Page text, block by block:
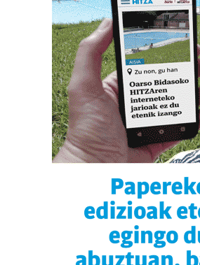
dezakezun ikusteko.
Lortu zure datu pertsonalak
buruzko informazio gehiago eta
datuen atalean. Edozein unetan alda
zure baimena Cookieen
Webgune honek cookie propioak eta
fitxategiak erabiltzen ditu. Zure
zerbitzuak hobetzeko asmoz,
baliatzen gara. Ohar hau onartuz
erabiltzeko baimen esplizitua ematen